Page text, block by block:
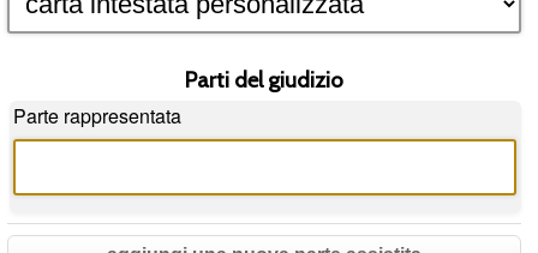
Parti del giudizio
Parte rappresentata